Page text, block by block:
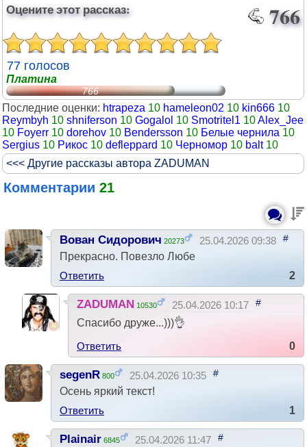
Оцените этот рассказ: 766
77 голосов
Платина
766
Последние оценки: htrapeza 10 hameleon02 10 kin666 10
Reymbyh 10 shniferson 10 Gogalol 10 Smotritel1 10Alex_Jee
10 Foyerr 10 dorehov 10 Bendersson 10 Белые чернила 10
Sergius 10 Рикос 10 defleppard 10 Черномор 10 balt 10
<<< Другие рассказы автора ZADUMAN
Комментарии 21
Вован Сидорович 20273 25.04.2026 09:38 #
Прекрасно. Повезло Любе
Ответить
2
ZADUMAN 10530 25.04.2026 10:17 #
Спасибо друже...)))👌
Ответить
0
segenR 800 25.04.2026 10:35 #
Осень яркий текст!
Ответить
1
Plainair 6845 25.04.2026 11:47 #